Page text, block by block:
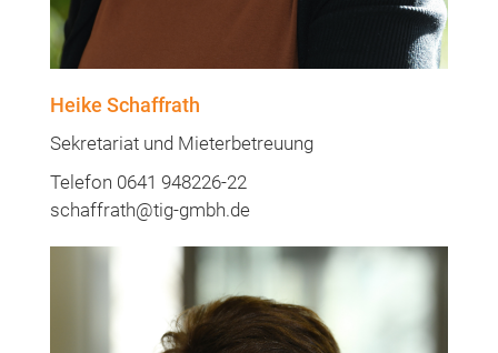
Heike Schaffrath
Sekretariat und Mieterbetreuung
Telefon 0641 948226-22
schaffrath@tig-gmbh.de